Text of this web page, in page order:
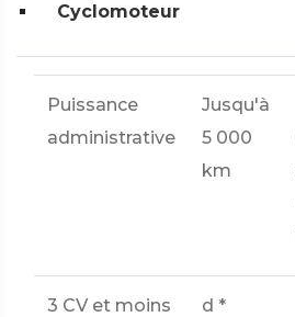
Cyclomoteur
Puissance
administrative
Jusqu'à
5 000
km
3 CV et moins
d *